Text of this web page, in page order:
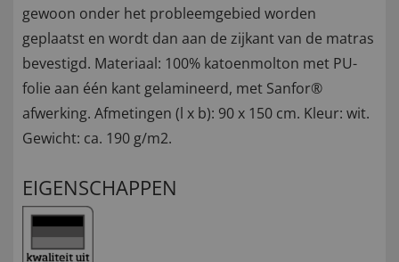
gewoon onder het probleemgebied worden
geplaatst en wordt dan aan de zijkant van de matras
bevestigd. Materiaal: 100% katoenmolton met PU-
folie aan één kant gelamineerd, met Sanfor®
afwerking. Afmetingen (l x b): 90 x 150 cm. Kleur: wit.
Gewicht: ca. 190 g/m2.
EIGENSCHAPPEN